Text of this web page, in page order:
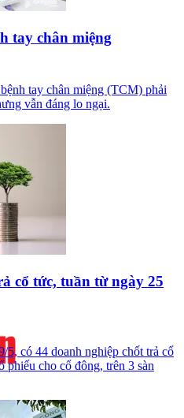
tay chân miệng
tay chân miệng (TCM) phải
vẫn đáng lo ngại.
cổ tức, tuần từ ngày 25
5, có 44 doanh nghiệp chốt trả cổ
phiếu cho cổ đông, trên 3 sàn